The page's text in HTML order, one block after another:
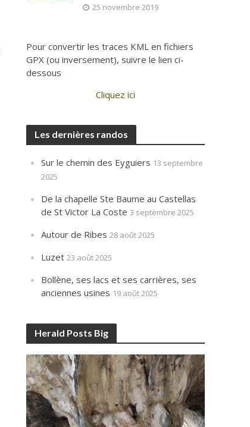
25 novembre 2019
Pour convertir les traces KML en fichiers
GPX (ou inversement), suivre le lien ci-
dessous
Cliquez ici
Les dernières randos
Sur le chemin des Eyguiers 13 septembre
2025
De la chapelle Ste Baume au Castellas
de St Victor La Coste 3 septembre 2025
Autour de Ribes 28 août 2025
Luzet 23 août 2025
Bollène, ses lacs et ses carrières, ses
anciennes usines 19 août 2025
Herald Posts Big